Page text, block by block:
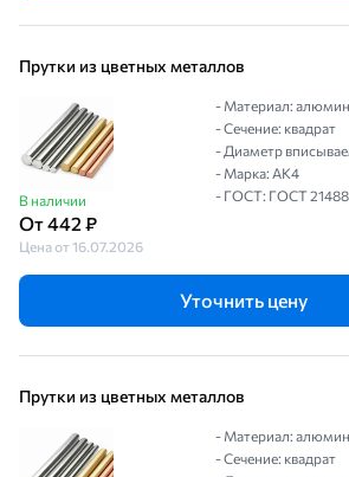
Прутки из цветных металлов
В наличии
От 442 ₽
Цена от 16.07.2026
- Материал:
- Сечение: квадрат
- Диаметр
- Марка: АК4
- ГОСТ: ГОСТ
Уточнить цену
Прутки из цветных металлов
- Материал:
- Сечение: квадрат